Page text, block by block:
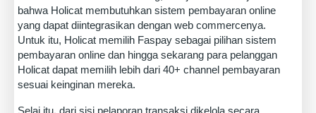
bahwa Holicat membutuhkan sistem pembayaran online
yang dapat diintegrasikan dengan web commercenya.
Untuk itu, Holicat memilih Faspay sebagai pilihan sistem
pembayaran online dan hingga sekarang para pelanggan
Holicat dapat memilih lebih dari 40+ channel pembayaran
sesuai keinginan mereka.
Selai itu, dari sisi pelaporan transaksi dikelola secara